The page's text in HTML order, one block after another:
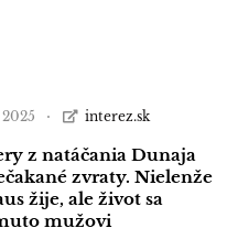
2025 interez.sk
z natáčania Dunaja
zvraty. Nielenže
žije, ale život sa
mužovi